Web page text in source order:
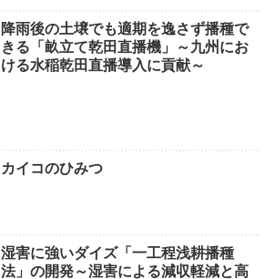
降雨後の土壌でも適期を逸さず播種で
きる「畝立て乾田直播機」～九州にお
ける水稲乾田直播導入に貢献～
カイコのひみつ
湿害に強いダイズ「一工程浅耕播種
法」の開発～湿害による減収軽減と高